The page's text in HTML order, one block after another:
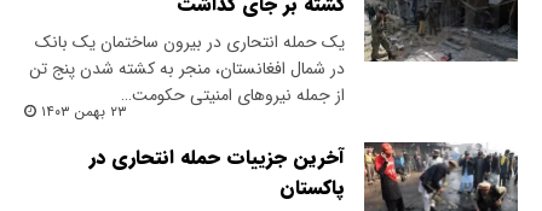
یک حمله انتحاری در بیرون ساختمان یک بانک
در شمال افغانستان، منجر به کشته شدن پنج تن
از جمله نیروهای امنیتی حکومت…
۲۳ بهمن ۱۴۰۳
آخرین جزییات حمله انتحاری در
پاکستان